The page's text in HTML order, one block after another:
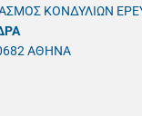
ΚΟΝΔΥΛΙΩΝ
ΑΘΗΝΑ